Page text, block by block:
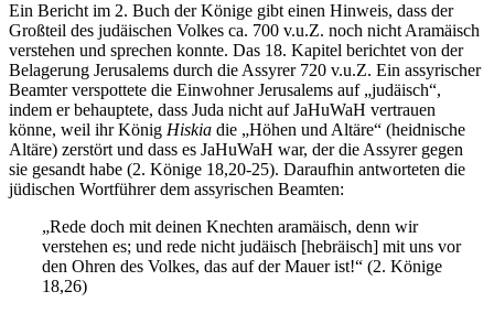
Ein Bericht im 2. Buch der Könige gibt einen Hinweis, dass der
Großteil des judäischen Volkes ca. 700 v.u.Z. noch nicht Aramäisch
verstehen und sprechen konnte. Das 18. Kapitel berichtet von der
Belagerung Jerusalems durch die Assyrer 720 v.u.Z. Ein assyrischer
Beamter verspottete die Einwohner Jerusalems auf „judäisch“,
indem er behauptete, dass Juda nicht auf JaHuWaH vertrauen
könne, weil ihr König Hiskia die „Höhen und Altäre“ (heidnische
Altäre) zerstört und dass es JaHuWaH war, der die Assyrer gegen
sie gesandt habe (2. Könige 18,20-25). Daraufhin antworteten die
jüdischen Wortführer dem assyrischen Beamten:
„Rede doch mit deinen Knechten aramäisch, denn wir
verstehen es; und rede nicht judäisch [hebräisch] mit uns vor
den Ohren des Volkes, das auf der Mauer ist!“ (2. Könige
18,26)